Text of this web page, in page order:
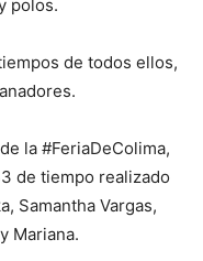
polos.
de todos ellos,
la #FeriaDeColima,
de tiempo realizado
Samantha Vargas,
Mariana.